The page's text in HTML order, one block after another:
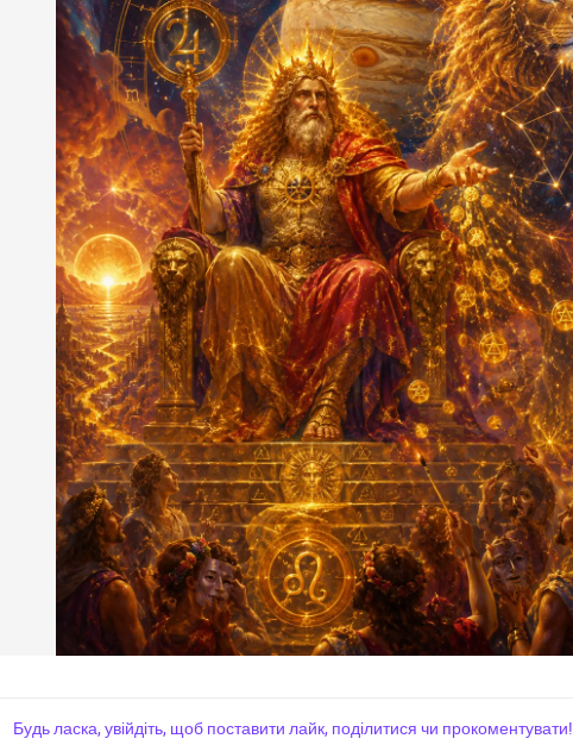
Будь ласка, увійдіть, щоб поставити лайк, поділитися чи прокоментувати!